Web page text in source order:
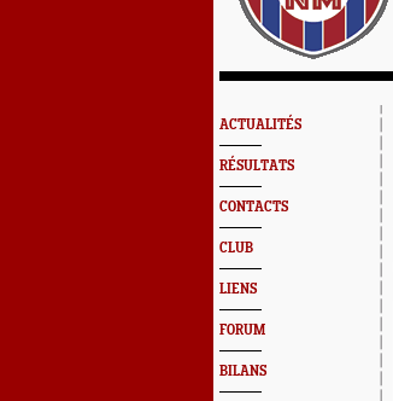
ACTUALITÉS
RÉSULTATS
CONTACTS
CLUB
LIENS
FORUM
BILANS